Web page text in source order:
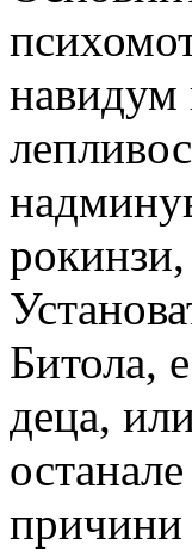
навидум
Битола,
деца,
причини